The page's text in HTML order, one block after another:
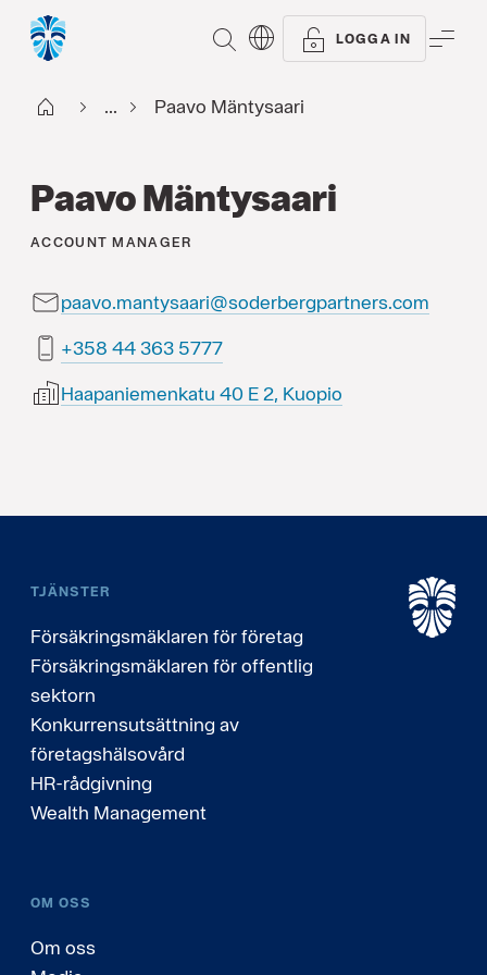
SÖK LOGGA IN
Start FI ... Paavo Mäntysaari
Paavo Mäntysaari
ACCOUNT MANAGER
paavo.mantysaari@soderbergpartners.com
7775 363 44 853+
Haapaniemenkatu 40 E 2, Kuopio
TJÄNSTER
Försäkringsmäklaren för företag
Försäkringsmäklaren för offentlig
sektorn
Konkurrensutsättning av
företagshälsovård
HR-rådgivning
Wealth Management
OM OSS
Om oss